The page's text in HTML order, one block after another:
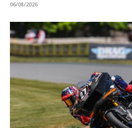
06/08/2026